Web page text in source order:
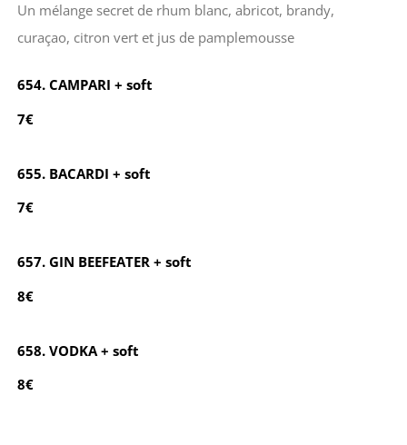
Un mélange secret de rhum blanc, abricot, brandy,
curaçao, citron vert et jus de pamplemousse
654. CAMPARI + soft
7€
655. BACARDI + soft
7€
657. GIN BEEFEATER + soft
8€
658. VODKA + soft
8€